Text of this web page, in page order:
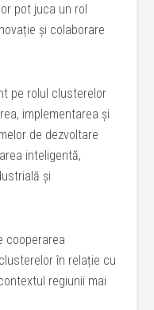
pot juca un rol
și colaborare
pe rolul clusterelor
implementarea și
de dezvoltare
inteligentă,
și
cooperarea
în relație cu
regiunii mai